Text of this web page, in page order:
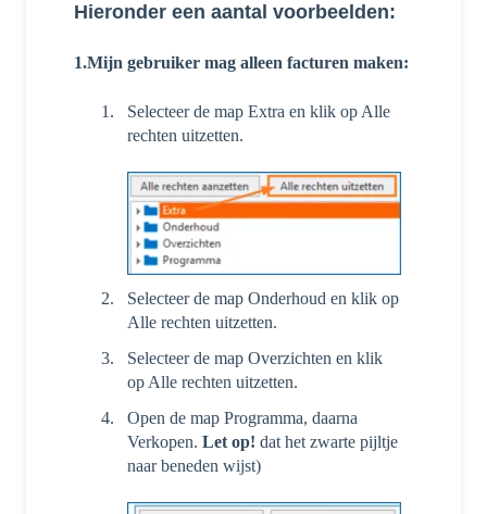
Hieronder een aantal voorbeelden:
1.Mijn gebruiker mag alleen facturen maken:
Selecteer de map Extra en klik op Alle
rechten uitzetten.
Selecteer de map Onderhoud en klik op
Alle rechten uitzetten.
Selecteer de map Overzichten en klik
op Alle rechten uitzetten.
Open de map Programma, daarna
Verkopen. Let op! dat het zwarte pijltje
naar beneden wijst)